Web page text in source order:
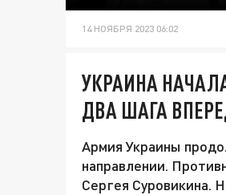
14 НОЯБРЯ 2023 06:02
УКРАИНА
ДВА ШАГА
Армия Украины
направлении.
Сергея Суровикина.